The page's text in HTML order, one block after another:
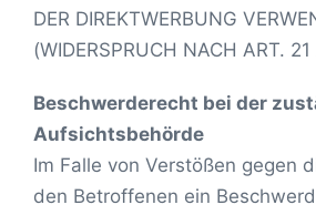
DER DIREKTWERBUNG
(WIDERSPRUCH NACH ART.
Beschwerde­recht bei der
Aufsichts­behörde
Im Falle von Verstößen gegen
den Betroffenen ein